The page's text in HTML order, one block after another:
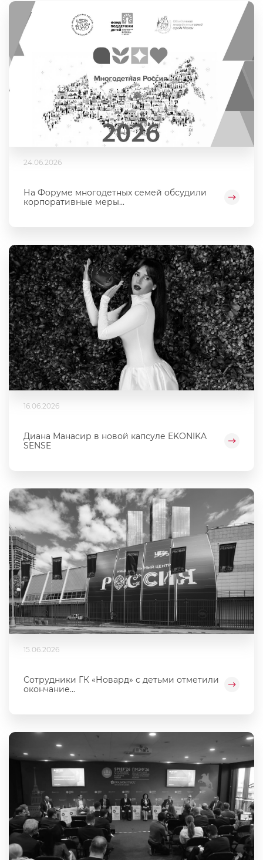
24.06.2026
На Форуме многодетных семей обсудили
корпоративные меры...
16.06.2026
Диана Манасир в новой капсуле EKONIKA
SENSE
15.06.2026
Сотрудники ГК «Новард» с детьми отметили
окончание...